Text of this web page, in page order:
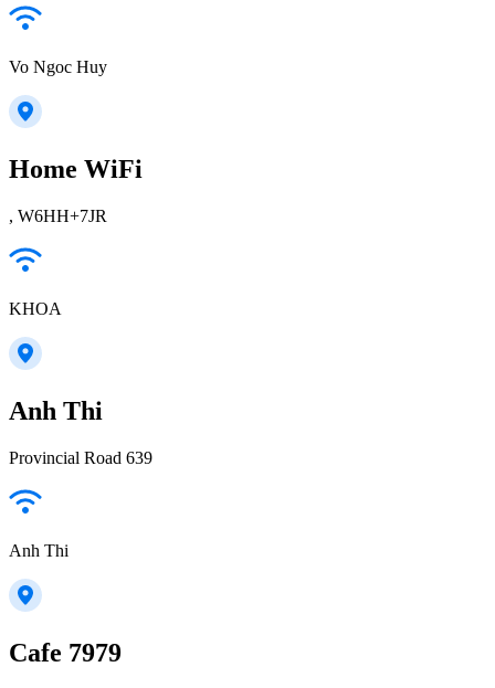
Vo Ngoc Huy
Home WiFi
, W6HH+7JR
KHOA
Anh Thi
Provincial Road 639
Anh Thi
Cafe 7979